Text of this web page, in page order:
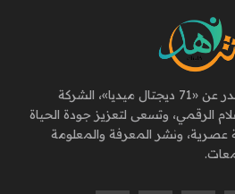
مجلة طبية صحية رقمية تصدر عن «71 ديجتال ميديا»، الشركة
الرقمي، وتسعى لتعزيز جودة الحياة
ونشر المعرفة والمعلومة